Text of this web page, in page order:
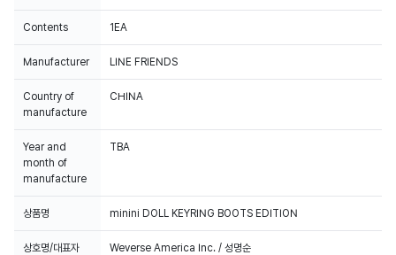
Contents 1EA
Manufacturer LINE FRIENDS
Country of
manufacture
CHINA
Year and
month of
manufacture
TBA
상품명 minini DOLL KEYRING BOOTS EDITION
상호명/대표자 Weverse America Inc. / 성명순